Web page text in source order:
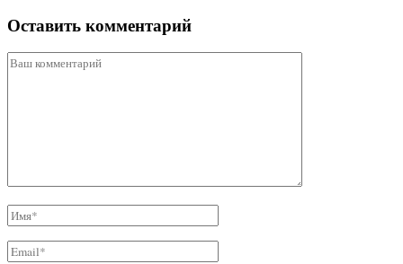
Оставить комментарий